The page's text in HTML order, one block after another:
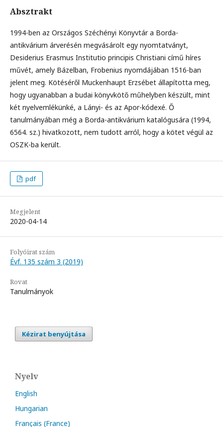
Absztrakt
1994-ben az Országos Széchényi Könyvtár a Borda-
antikvárium árverésén megvásárolt egy nyomtatványt,
Desiderius Erasmus Institutio principis Christiani című híres
művét, amely Bázelban, Frobenius nyomdájában 1516-ban
jelent meg. Kötéséről Muckenhaupt Erzsébet állapította meg,
hogy ugyanabban a budai könyvkötő műhelyben készült, mint
két nyelvemlékünké, a Lányi- és az Apor-kódexé. Ő
tanulmányában még a Borda-antikvárium katalógusára (1994,
6564. sz.) hivatkozott, nem tudott arról, hogy a kötet végül az
OSZK-ba került.
pdf
Megjelent
2020-04-14
Folyóirat szám
Évf. 135 szám 3 (2019)
Rovat
Tanulmányok
Kézirat benyújtása
Nyelv
English
Hungarian
Français (France)